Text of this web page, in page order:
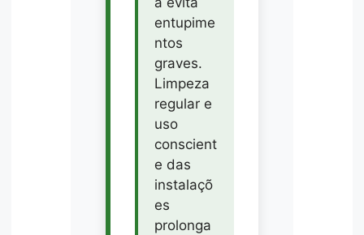
entupime
ntos
graves.
Limpeza
regular e
uso
conscient
e das
instalaçõ
es
prolonga